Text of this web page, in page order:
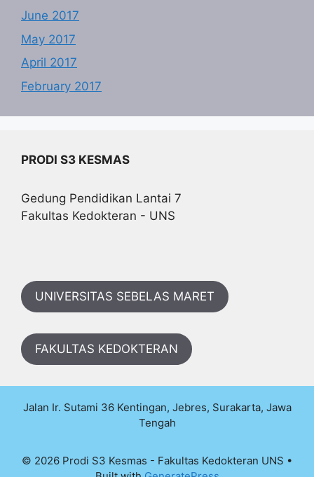
June 2017
May 2017
April 2017
February 2017
PRODI S3 KESMAS
Gedung Pendidikan Lantai 7
Fakultas Kedokteran - UNS
UNIVERSITAS SEBELAS MARET
FAKULTAS KEDOKTERAN
Jalan Ir. Sutami 36 Kentingan, Jebres, Surakarta, Jawa
Tengah
© 2026 Prodi S3 Kesmas - Fakultas Kedokteran UNS •